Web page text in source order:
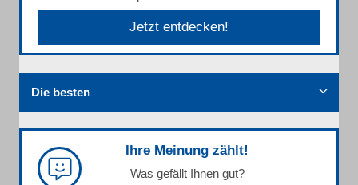
Jetzt entdecken!
Die besten
Ihre Meinung zählt!
Was gefällt Ihnen gut?